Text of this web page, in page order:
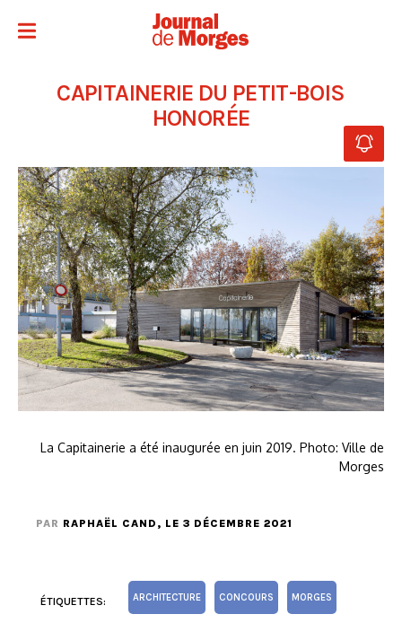
CAPITAINERIE DU PETIT-BOIS
HONORÉE
La Capitainerie a été inaugurée en juin 2019. Photo: Ville de
Morges
PAR RAPHAËL CAND , LE 3 DÉCEMBRE 2021
ÉTIQUETTES: ARCHITECTURE CONCOURS MORGES